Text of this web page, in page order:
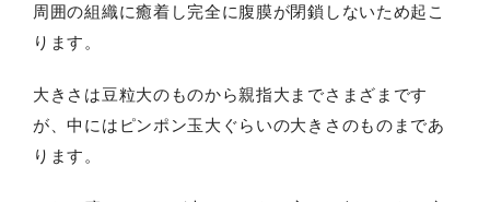
周囲の組織に癒着し完全に腹膜が閉鎖しないため起こ
ります。
大きさは豆粒大のものから親指大までさまざまです
が、中にはピンポン玉大ぐらいの大きさのものまであ
ります。